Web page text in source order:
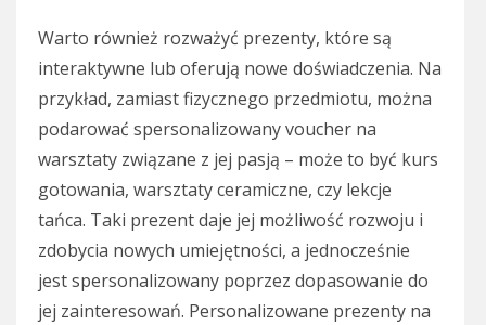
Warto również rozważyć prezenty, które są
interaktywne lub oferują nowe doświadczenia. Na
przykład, zamiast fizycznego przedmiotu, można
podarować spersonalizowany voucher na
warsztaty związane z jej pasją – może to być kurs
gotowania, warsztaty ceramiczne, czy lekcje
tańca. Taki prezent daje jej możliwość rozwoju i
zdobycia nowych umiejętności, a jednocześnie
jest spersonalizowany poprzez dopasowanie do
jej zainteresowań. Personalizowane prezenty na